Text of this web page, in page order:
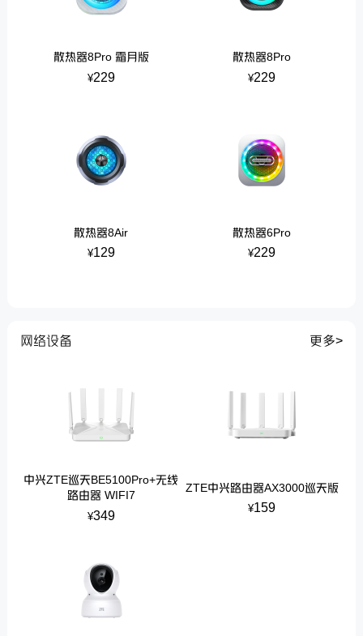
散热器8Pro 霜月版
¥229
散热器8Pro
¥229
散热器8Air
¥129
散热器6Pro
¥229
网络设备 更多>
中兴ZTE巡天BE5100Pro+无线
路由器 WIFI7
¥349
ZTE中兴路由器AX3000巡天版
¥159